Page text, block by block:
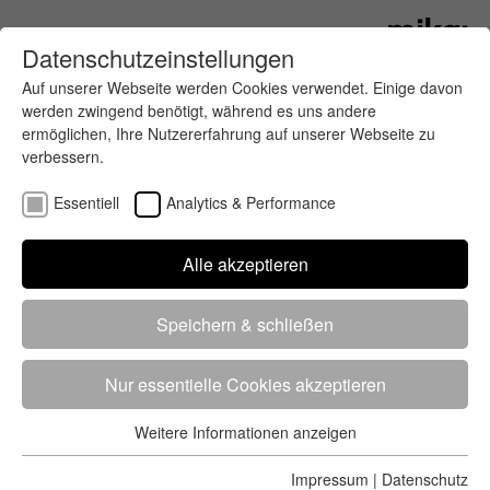
Top-Elite in Berlin
Über 35.000 Anmeldungen und ein neues Start-
und Zielgebiet beim GENERALI BERLINER
HALBMARATHON am 7. April.
Datenschutzeinstellungen
Auf unserer Webseite werden Cookies verwendet. Einige davon
werden zwingend benötigt, während es uns andere
ermöglichen, Ihre Nutzererfahrung auf unserer Webseite zu
verbessern.
Essentiell Analytics & Performance
Alle akzeptieren
Speichern & schließen
Nur essentielle Cookies akzeptieren
Essentielle Cookies werden für grundlegende Funktionen der
Weitere Informationen anzeigen
Impressum | Datenschutz